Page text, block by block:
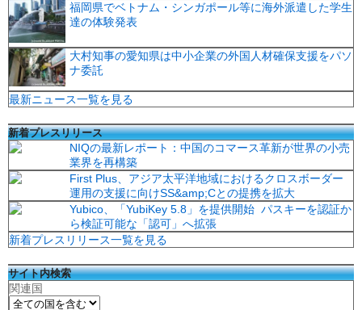
福岡県でベトナム・シンガポール等に海外派遣した学生
達の体験発表
大村知事の愛知県は中小企業の外国人材確保支援をパソ
ナ委託
最新ニュース一覧を見る
新着プレスリリース
NIQの最新レポート：中国のコマース革新が世界の小売
業界を再構築
First Plus、アジア太平洋地域におけるクロスボーダー
運用の支援に向けSS&amp;Cとの提携を拡大
Yubico、「YubiKey 5.8」を提供開始 パスキーを認証か
ら検証可能な「認可」へ拡張
新着プレスリリース一覧を見る
サイト内検索
関連国